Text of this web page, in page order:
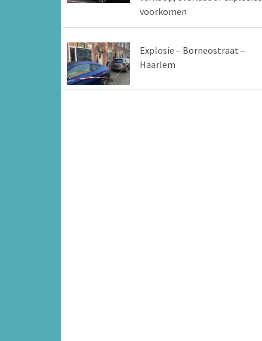
voorkomen
Explosie – Borneostraat –
Haarlem